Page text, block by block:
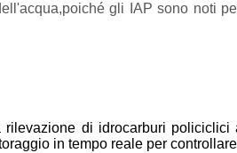
gli IAP sono noti
rilevazione di idrocarburi
in tempo reale per